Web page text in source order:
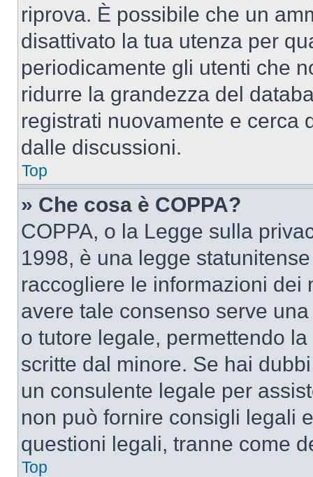
riprova. È possibile che un
disattivato la tua utenza per
periodicamente gli utenti che
ridurre la grandezza del
registrati nuovamente e cerca
dalle discussioni.
Top
» Che cosa è COPPA?
COPPA, o la Legge sulla
1998, è una legge
raccogliere le informazioni dei
avere tale consenso serve
o tutore legale, permettendo
scritte dal minore. Se hai
un consulente legale per
non può fornire consigli legali
questioni legali, tranne come
Top